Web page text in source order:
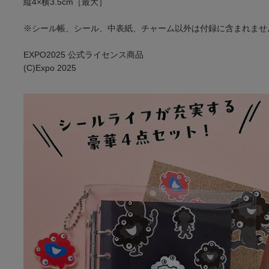
※シール帳、シール、中表紙、チャーム以外は付録に含まれませ
EXPO2025 公式ライセンス商品
(C)Expo 2025